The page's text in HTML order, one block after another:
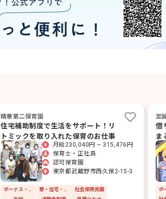
精華第二保育園
住宅補助制度で生活をサポート！リ
トミックを取り入れた保育のお仕事
月給230,040円 ~ 315,476円
保育士・正社員
認可保育園
東京都武蔵野市西久保2-15-3
社会保険完備
至
借
ま
ま